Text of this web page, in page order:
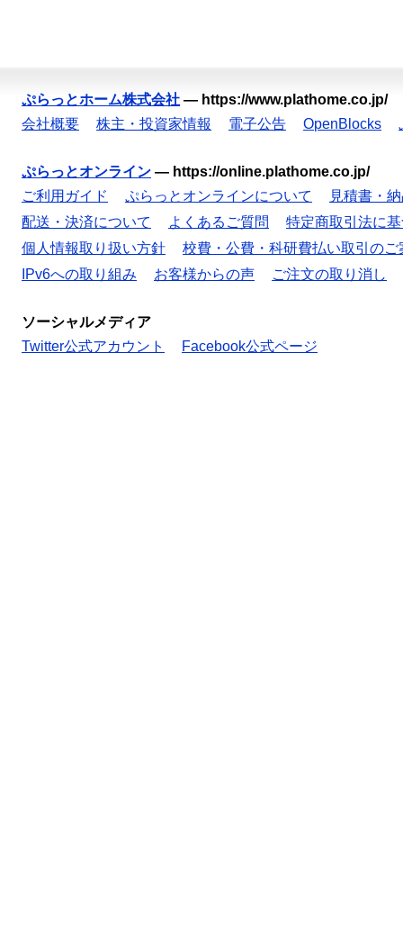
ぷらっとホーム株式会社 — https://www.plathome.co.jp/
会社概要
株主・投資家情報 電子公告 OpenBlocks
ぷらっとオンライン — https://online.plathome.co.jp/
ご利用ガイド
ぷらっとオンラインについて
見積書・
配送・決済について
よくあるご質問
特定商取引法に
個人情報取り扱い方針
校費・公費・科研費払い取引のご
IPv6への取り組み
お客様からの声 ご注文の取り消し
ソーシャルメディア
Twitter公式アカウント
Facebook公式ページ